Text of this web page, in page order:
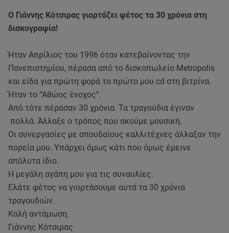
Ο Γιάννης Κότσιρας γιορτάζει φέτος τα 30 χρόνια στη
δισκογραφία!
Ήταν Απρίλιος του 1996 όταν κατεβαίνοντας την
Πανεπιστημίου, πέρασα από το δισκοπωλείο Metropolis
και είδα για πρώτη φορά το πρώτο μου cd στη βιτρίνα.
Ήταν το “Αθώος ένοχος”.
Από τότε πέρασαν 30 χρόνια. Τα τραγούδια έγιναν
πολλά. Άλλαξε ο τρόπος που ακούμε μουσική.
Οι συνεργασίες με σπουδαίους καλλιτέχνες άλλαξαν την
πορεία μου. Υπάρχει όμως κάτι που όμως έμεινε
απόλυτα ίδιο.
Η μεγάλη αγάπη μου για τις συναυλίες.
Ελάτε φέτος να γιορτάσουμε αυτά τα 30 χρόνια
τραγουδιών.
Καλή αντάμωση.
Γιάννης Κότσιρας